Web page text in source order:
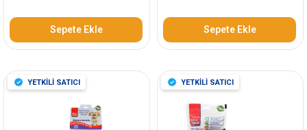
Sepete Ekle Sepete Ekle
YETKİLİ SATICI YETKİLİ SATICI